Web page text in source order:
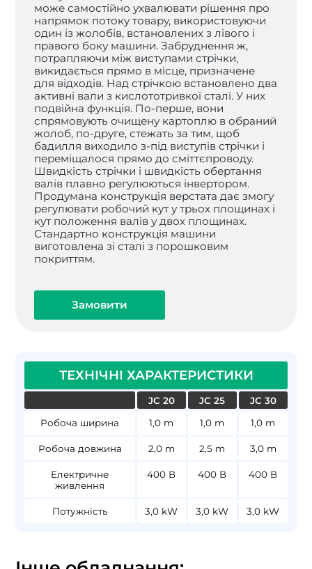
може самостійно ухвалювати рішення про
напрямок потоку товару, використовуючи
один із жолобів, встановлених з лівого і
правого боку машини. Забруднення ж,
потрапляючи між виступами стрічки,
викидається прямо в місце, призначене
для відходів. Над стрічкою встановлено два
активні вали з кислототривкої сталі. У них
подвійна функція. По-перше, вони
спрямовують очищену картоплю в обраний
жолоб, по-друге, стежать за тим, щоб
бадилля виходило з-під виступів стрічки і
переміщалося прямо до сміттєпроводу.
Швидкість стрічки і швидкість обертання
валів плавно регулюються інвертором.
Продумана конструкція верстата дає змогу
регулювати робочий кут у трьох площинах і
кут положення валів у двох площинах.
Стандартно конструкція машини
виготовлена зі сталі з порошковим
покриттям.
Замовити
ТЕХНІЧНІ ХАРАКТЕРИСТИКИ
JC 20 JC 25 JC 30
Робоча ширина 1,0 m 1,0 m 1,0 m
Робоча довжина 2,0 m 2,5 m 3,0 m
Електричне
живлення
400 В 400 В 400 В
Потужність 3,0 kW 3,0 kW 3,0 kW